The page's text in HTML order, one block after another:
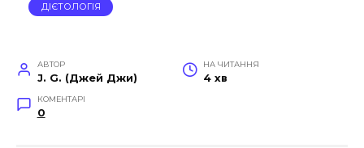
ДІЄТОЛОГІЯ
АВТОР
J. G. (Джей Джи)
НА ЧИТАННЯ
4 хв
КОМЕНТАРІ
0